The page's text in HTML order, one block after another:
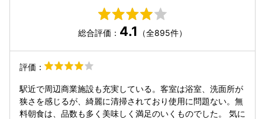
総合評価： 4.1 （全895件）
評価：
駅近で周辺商業施設も充実している。客室は浴室、洗面所が
狭さを感じるが、綺麗に清掃されており使用に問題ない。無
料朝食は、品数も多く美味しく満足のいくものでした。 気に